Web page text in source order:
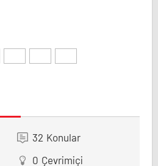
32 Konular
0 Çevrimiçi